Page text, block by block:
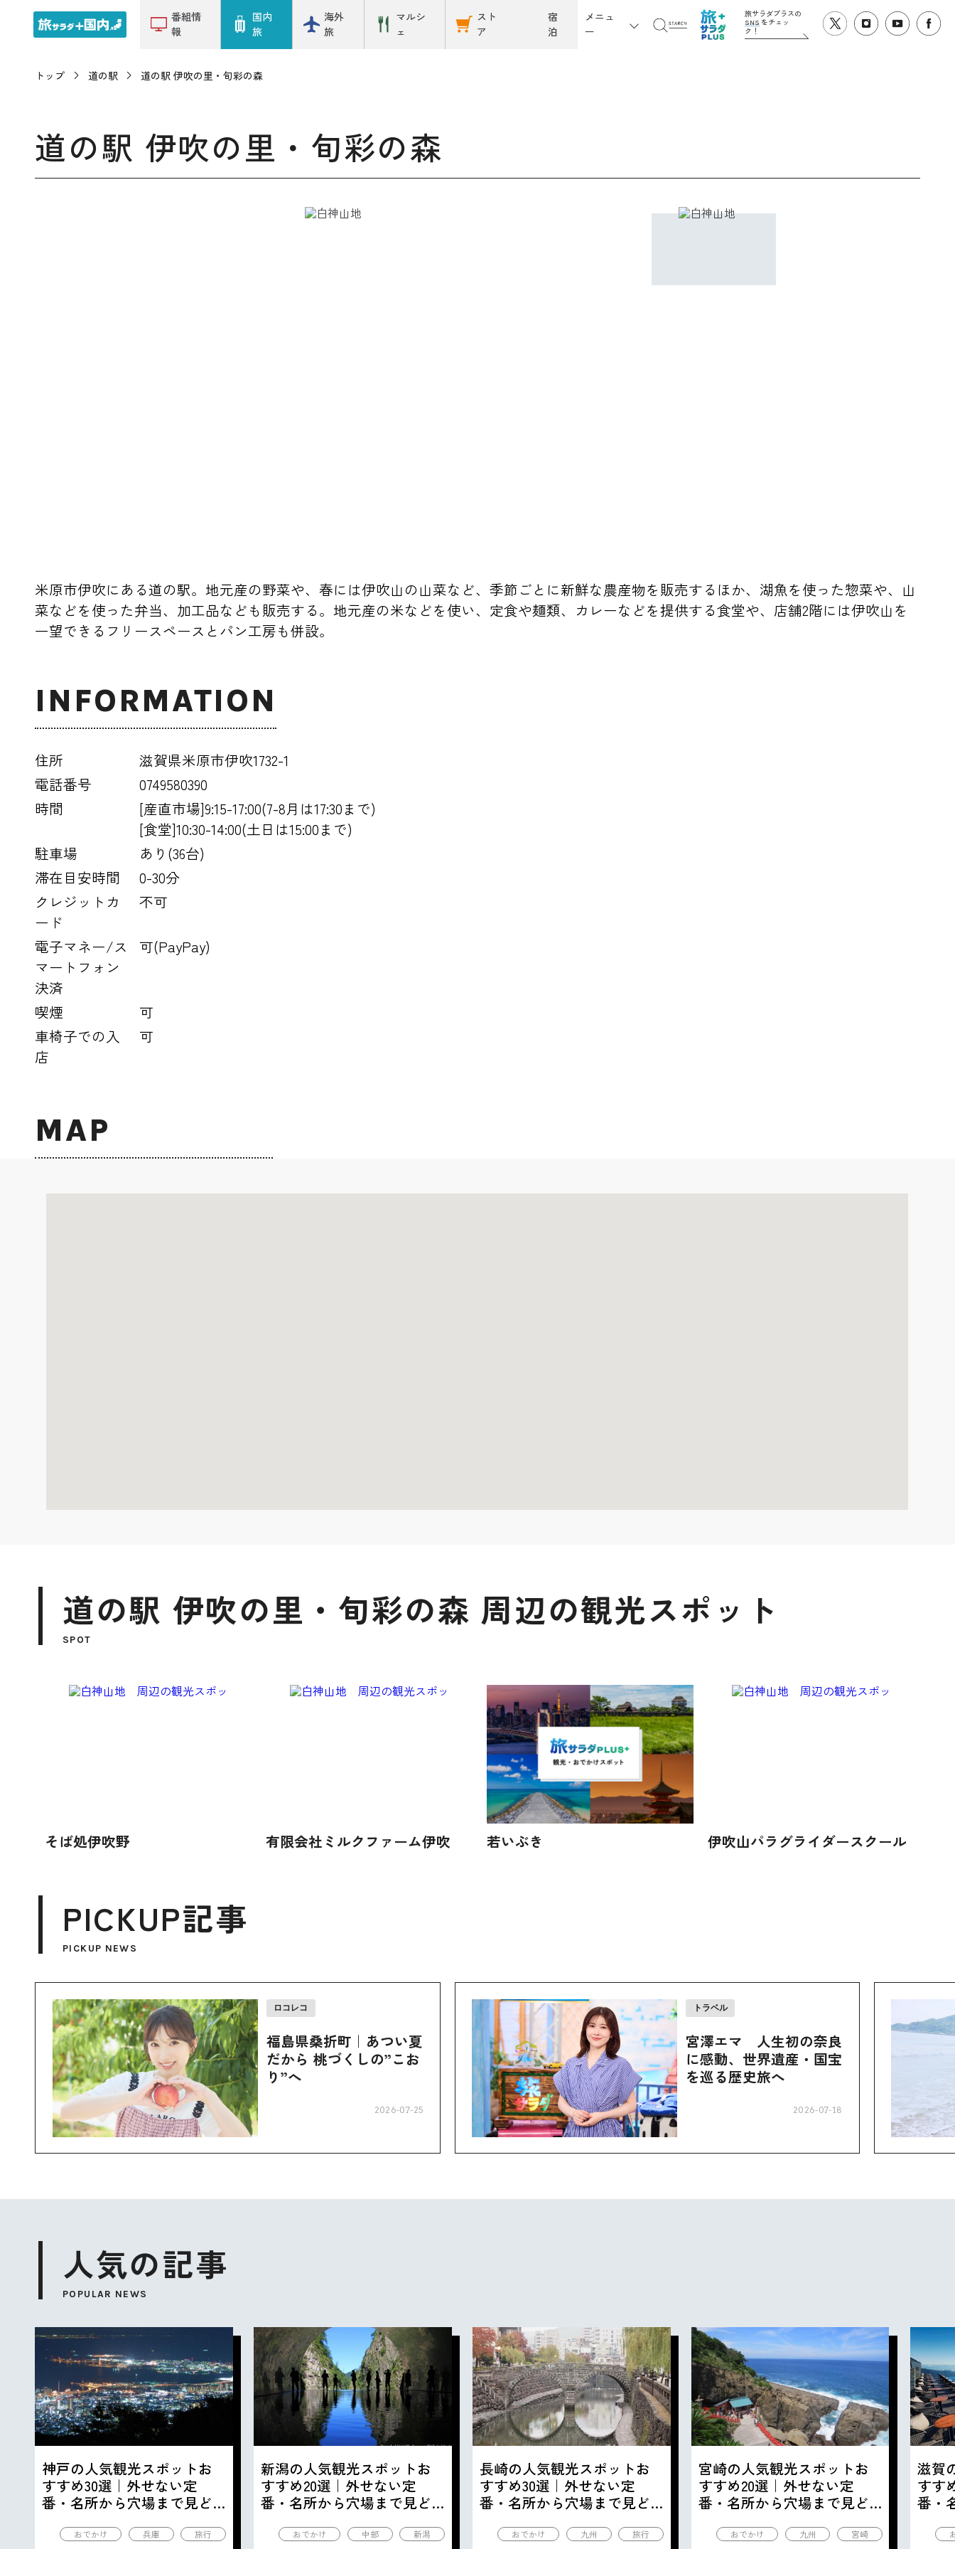
番組情
報
国内
旅
海外
旅
マルシ
ェ
スト
ア
宿
泊
メニュ
ー
旅サラダプラスの
SNSをチェッ
ク！
トップ 道の駅 道の駅 伊吹の里・旬彩の森
道の駅 伊吹の里・旬彩の森
米原市伊吹にある道の駅。地元産の野菜や、春には伊吹山の山菜など、季節ごとに新鮮な農産物を販売するほか、湖魚を使った惣菜や、山
菜などを使った弁当、加工品なども販売する。地元産の米などを使い、定食や麺類、カレーなどを提供する食堂や、店舗2階には伊吹山を
一望できるフリースペースとパン工房も併設。
INFORMATION
住所
滋賀県米原市伊吹1732-1
電話番号
0749580390
時間
[産直市場]9:15-17:00(7-8月は17:30まで)
[食堂]10:30-14:00(土日は15:00まで)
駐車場
あり(36台)
滞在目安時間
0-30分
クレジットカ
ード
不可
電子マネー/ス
マートフォン
決済
可(PayPay)
喫煙
可
車椅子での入
店
可
MAP
道の駅 伊吹の里・旬彩の森 周辺の観光スポット
SPOT
そば処伊吹野 有限会社ミルクファーム伊吹 若いぶき 伊吹山パラグライダースクール
PICKUP記事
PICKUP NEWS
ロコレコ
福島県桑折町｜あつい夏
だから 桃づくしの”こお
り”へ
2026-07-25
トラベル
宮澤エマ 人生初の奈良
に感動、世界遺産・国宝
を巡る歴史旅へ
2026-07-18
人気の記事
POPULAR NEWS
神戸の人気観光スポットお
すすめ30選｜外せない定
番・名所から穴場まで見ど
おでかけ 兵庫 旅行
新潟の人気観光スポットお
すすめ20選｜外せない定
番・名所から穴場まで見ど
おでかけ 中部 新潟
長崎の人気観光スポットお
すすめ30選｜外せない定
番・名所から穴場まで見ど
おでかけ 九州 旅行
宮崎の人気観光スポットお
すすめ20選｜外せない定
番・名所から穴場まで見ど
おでかけ 九州 宮崎
滋賀
すす
番・